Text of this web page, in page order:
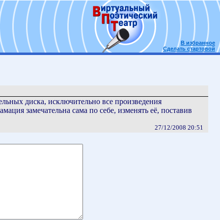
В избранное
Сделать стартовой
диска, исключительно все произведения
замечательна сама по себе, изменять её, поставив
27/12/2008 20:51